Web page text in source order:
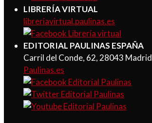
LIBRERÍA VIRTUAL
libreriavirtual.paulinas.es
EDITORIAL PAULINAS ESPAÑA
Carril del Conde, 62, 28043 Madrid
Paulinas.es